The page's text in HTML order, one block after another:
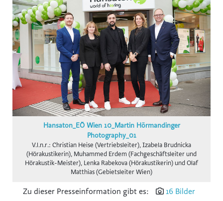
Hansaton
Intact
KOLLER+KOLLER
BioLife
Karriere mit Schere
AustroCel
Monat der Hautgesundheit
Schlumberger
Hansaton_EÖ Wien 10_Martin Hörmandinger
Photography_01
V.l.n.r.: Christian Heise (Vertriebsleiter), Izabela Brudnicka
(Hörakustikerin), Muhammed Erdem (Fachgeschäftsleiter und
Hörakustik-Meister), Lenka Rabekova (Hörakustikerin) und Olaf
Matthias (Gebietsleiter Wien)
Zu dieser Presseinformation gibt es: 16 Bilder